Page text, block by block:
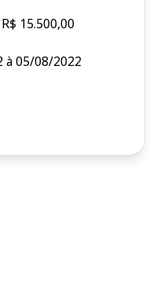
15.500,00
à 05/08/2022